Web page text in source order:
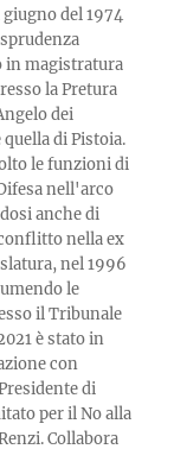
del 1974
in magistratura
la Pretura
dei
di Pistoia.
le funzioni di
nell'arco
anche di
nella ex
nel 1996
le
il Tribunale
è stato in
con
di
per il No alla
Collabora